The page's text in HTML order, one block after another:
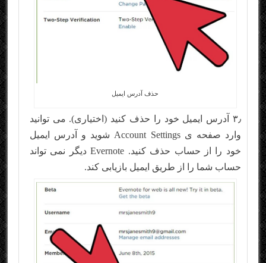
حذف آدرس ایمیل
۳٫ آدرس ایمیل خود را حذف کنید (اختیاری). می توانید
وارد صفحه ی Account Settings شوید و آدرس ایمیل
خود را از حساب حذف کنید. Evernote دیگر نمی تواند
حساب شما را از طریق ایمیل بازیابی کند.